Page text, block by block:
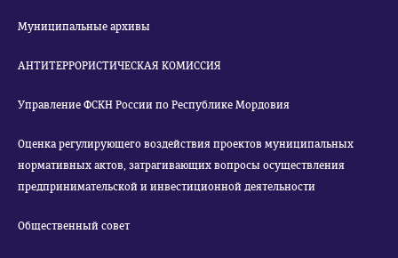
Муниципальные архивы
АНТИТЕРРОРИСТИЧЕСКАЯ КОМИССИЯ
Управление ФСКН России по Республике Мордовия
Оценка регулирующего воздействия проектов муниципальных
нормативных актов, затрагивающих вопросы осуществления
предпринимательской и инвестиционной деятельности
Общественный совет